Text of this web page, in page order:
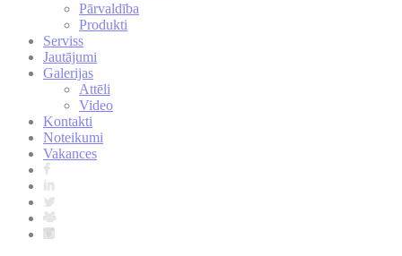
Pārvaldība
Produkti
Serviss
Jautājumi
Galerijas
Attēli
Video
Kontakti
Noteikumi
Vakances